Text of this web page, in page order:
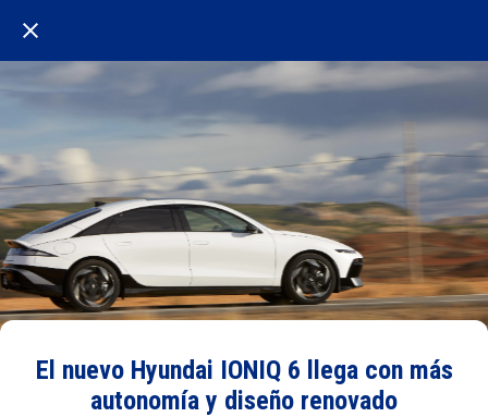
El nuevo Hyundai IONIQ 6 llega con más
autonomía y diseño renovado